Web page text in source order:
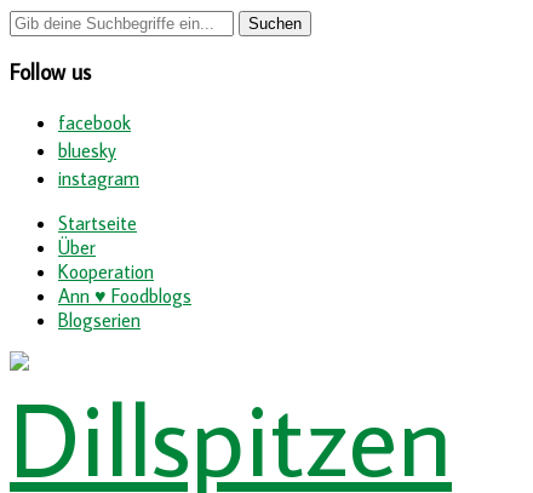
Follow us
facebook
bluesky
instagram
Startseite
Über
Kooperation
Ann ♥ Foodblogs
Blogserien